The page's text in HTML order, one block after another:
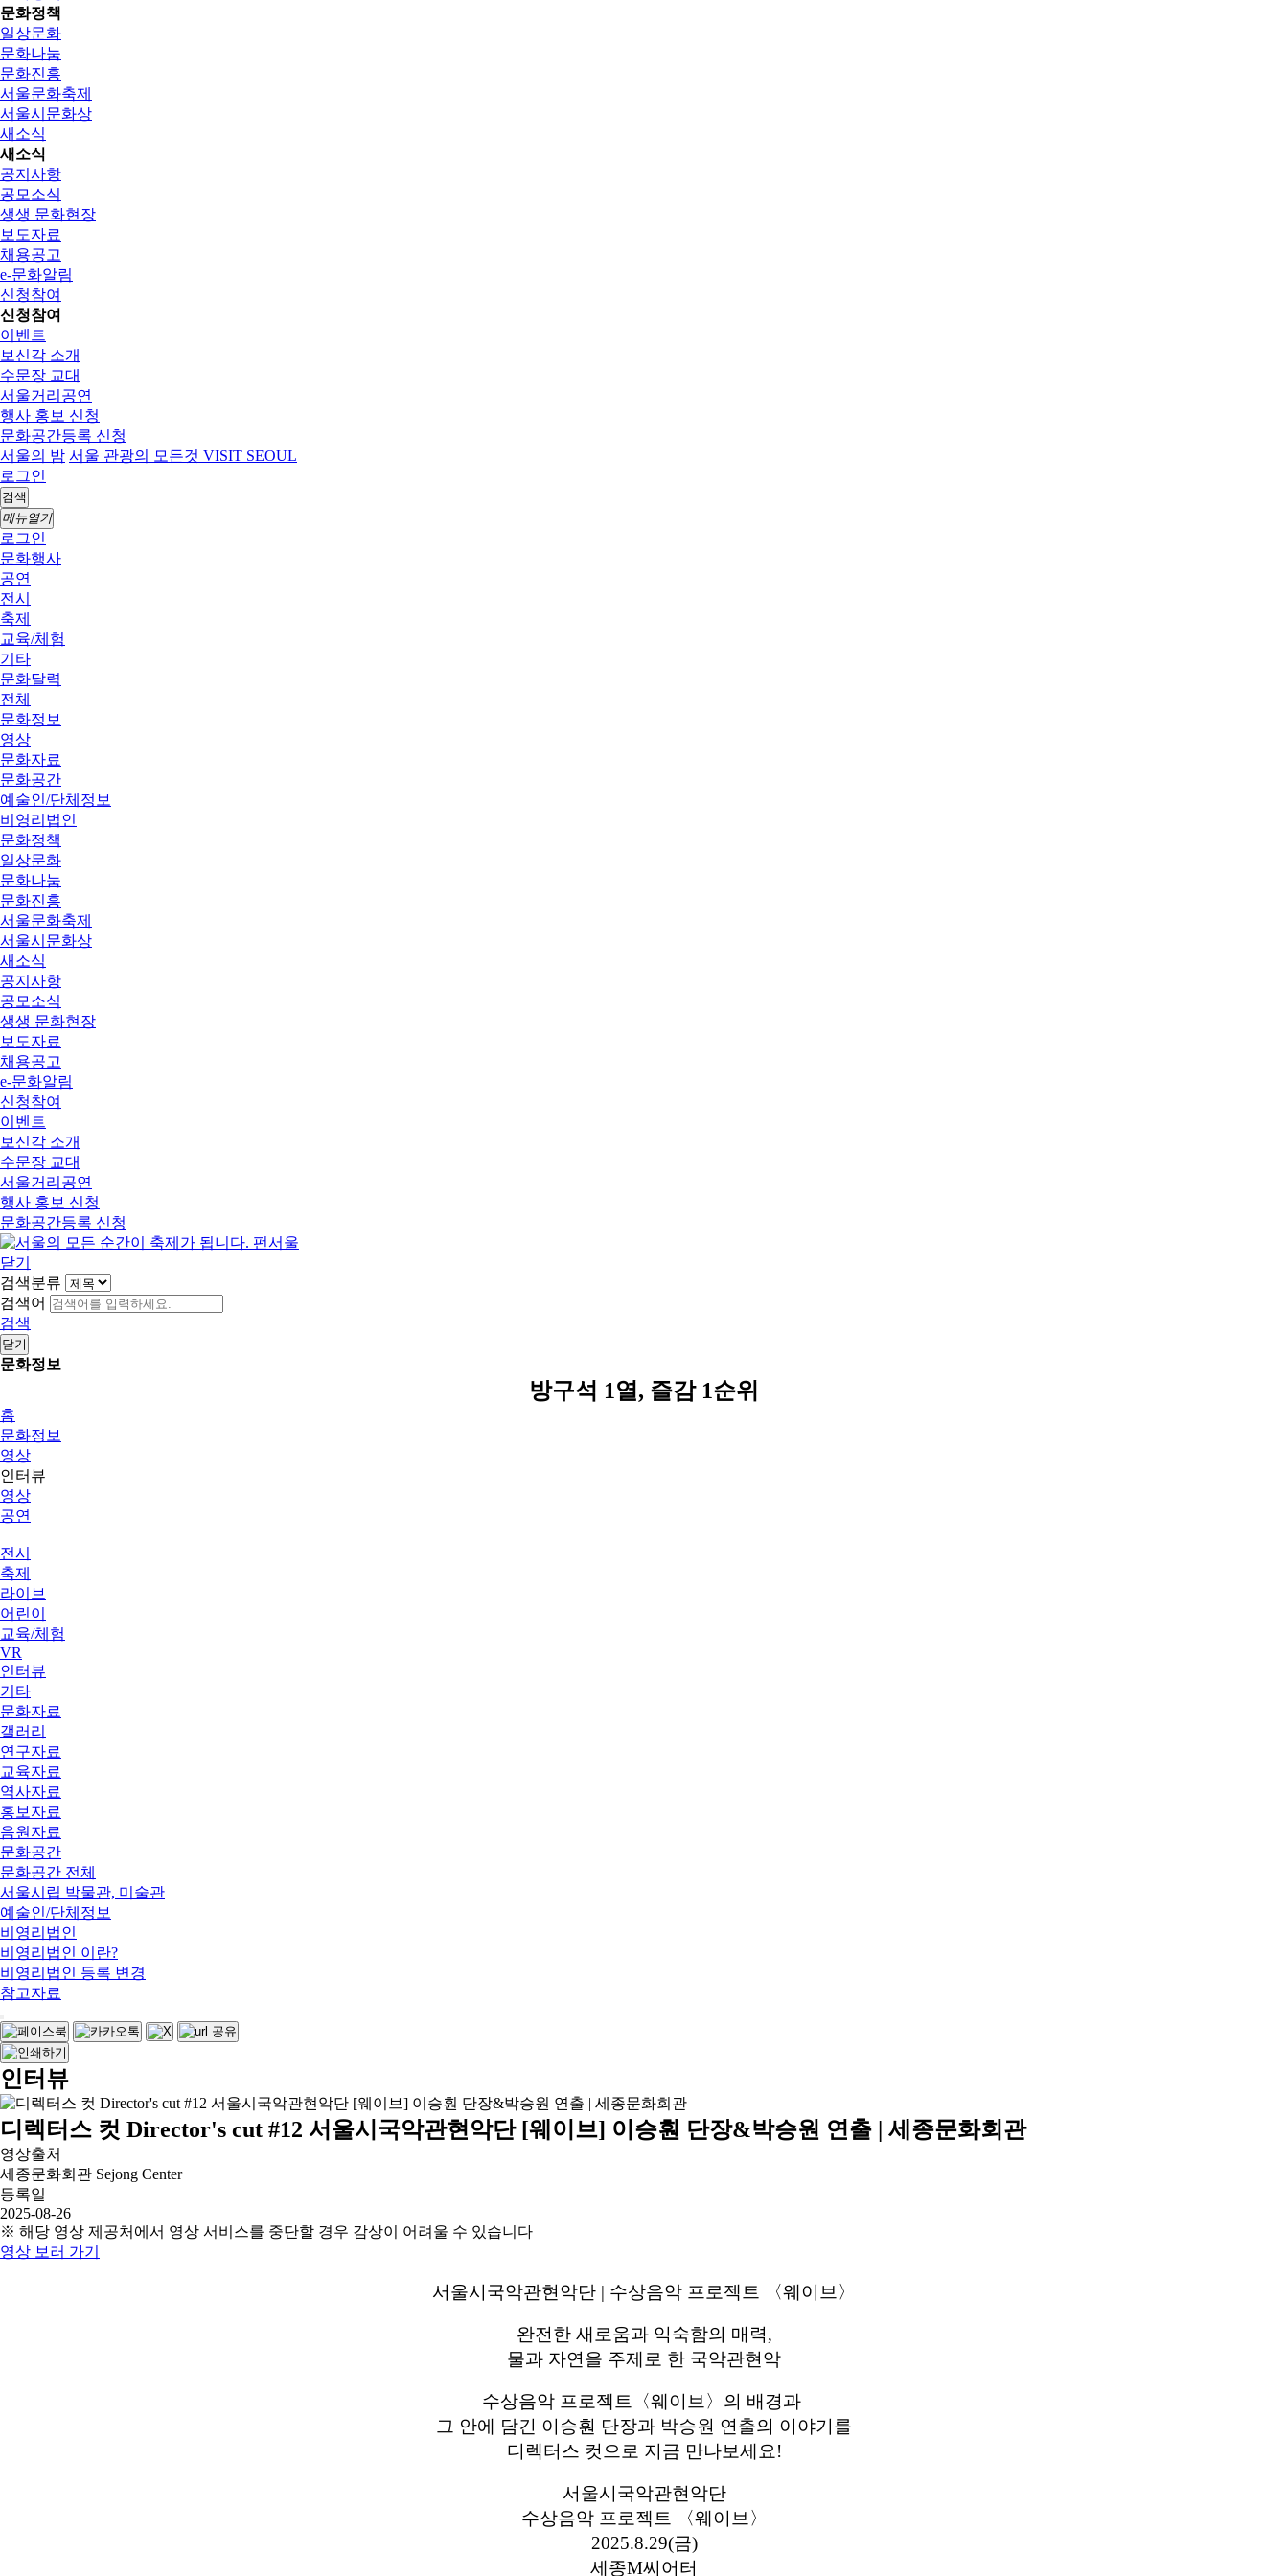
문화정책
일상문화
문화나눔
문화진흥
서울문화축제
서울시문화상
새소식
새소식
공지사항
공모소식
생생 문화현장
보도자료
채용공고
e-문화알림
신청참여
신청참여
이벤트
보신각 소개
수문장 교대
서울거리공연
행사 홍보 신청
문화공간등록 신청
서울의 밤 서울 관광의 모든것 VISIT SEOUL
로그인
검색
메뉴열기
로그인
문화행사
공연
전시
축제
교육/체험
기타
문화달력
전체
문화정보
영상
문화자료
문화공간
예술인/단체정보
비영리법인
문화정책
일상문화
문화나눔
문화진흥
서울문화축제
서울시문화상
새소식
공지사항
공모소식
생생 문화현장
보도자료
채용공고
e-문화알림
신청참여
이벤트
보신각 소개
수문장 교대
서울거리공연
행사 홍보 신청
문화공간등록 신청
닫기
검색분류
검색어
검색
닫기
문화정보
방구석 1열, 즐감 1순위
홈
문화정보
영상
인터뷰
영상
공연
전시
축제
라이브
어린이
교육/체험
VR
인터뷰
기타
문화자료
갤러리
연구자료
교육자료
역사자료
홍보자료
음원자료
문화공간
문화공간 전체
서울시립 박물관, 미술관
예술인/단체정보
비영리법인
비영리법인 이란?
비영리법인 등록 변경
참고자료
인터뷰
디렉터스 컷 Director's cut #12 서울시국악관현악단 [웨이브] 이승훤 단장&박승원 연출 | 세종문화회관
영상출처
세종문화회관 Sejong Center
등록일
2025-08-26
※ 해당 영상 제공처에서 영상 서비스를 중단할 경우 감상이 어려울 수 있습니다
영상 보러 가기
서울시국악관현악단 | 수상음악 프로젝트 〈웨이브〉
완전한 새로움과 익숙함의 매력,
물과 자연을 주제로 한 국악관현악
수상음악 프로젝트〈웨이브〉의 배경과
그 안에 담긴 이승훤 단장과 박승원 연출의 이야기를
디렉터스 컷으로 지금 만나보세요!
서울시국악관현악단
수상음악 프로젝트 〈웨이브〉
2025.8.29(금)
세종M씨어터